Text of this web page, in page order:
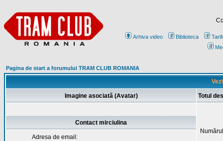
Arhiva video Biblioteca
Pagina de start a forumului TRAM CLUB ROMANIA
Imagine asociată (Avatar) Totul
Contact mirciulina
Adresa de email: